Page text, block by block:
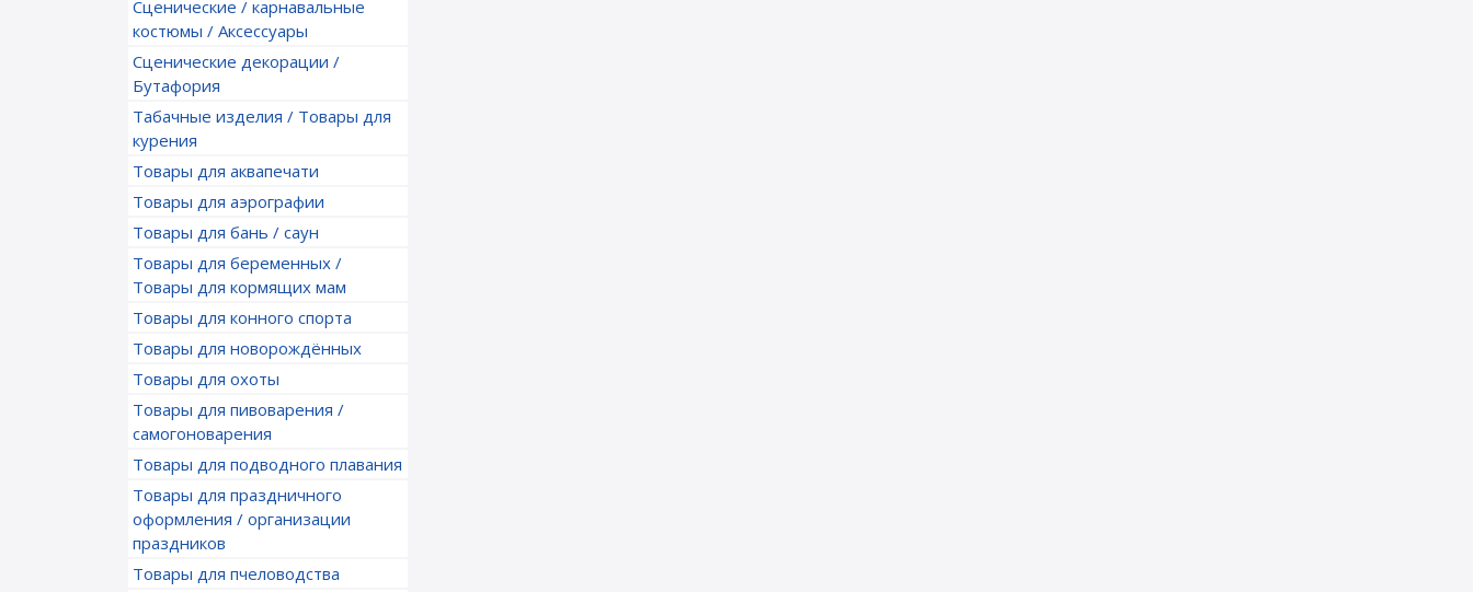
Сценические / карнавальные
костюмы / Аксессуары
Сценические декорации /
Бутафория
Табачные изделия / Товары для
курения
Товары для аквапечати
Товары для аэрографии
Товары для бань / саун
Товары для беременных /
Товары для кормящих мам
Товары для конного спорта
Товары для новорождённых
Товары для охоты
Товары для пивоварения /
самогоноварения
Товары для подводного плавания
Товары для праздничного
оформления / организации
праздников
Товары для пчеловодства